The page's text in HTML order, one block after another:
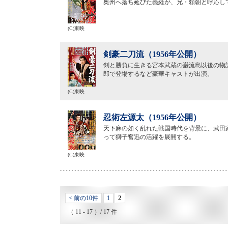
奥州へ落ち延びた義経が、兄・頼朝と呼応
(C)東映
剣豪二刀流（1956年公開）
剣と勝負に生きる宮本武蔵の巌流島以後の
郎で登場するなど豪華キャストが出演。
(C)東映
忍術左源太（1956年公開）
天下麻の如く乱れた戦国時代を背景に、武
って獅子奮迅の活躍を展開する。
(C)東映
< 前の10件 1 2
（ 11 - 17 ）/ 17 件